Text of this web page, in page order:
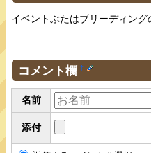
イベントぶたはブリーディング
コメント欄 †
名前
添付